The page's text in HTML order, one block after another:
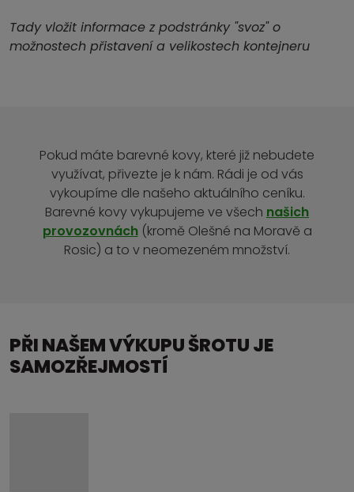
Tady vložit informace z podstránky "svoz" o
možnostech přistavení a velikostech kontejneru
Pokud máte barevné kovy, které již nebudete
využívat, přivezte je k nám. Rádi je od vás
vykoupíme dle našeho aktuálního ceníku.
Barevné kovy vykupujeme ve všech našich
provozovnách(kromě Olešné na Moravě a
Rosic) a to v neomezeném množství.
PŘI NAŠEM VÝKUPU ŠROTU JE
SAMOZŘEJMOSTÍ